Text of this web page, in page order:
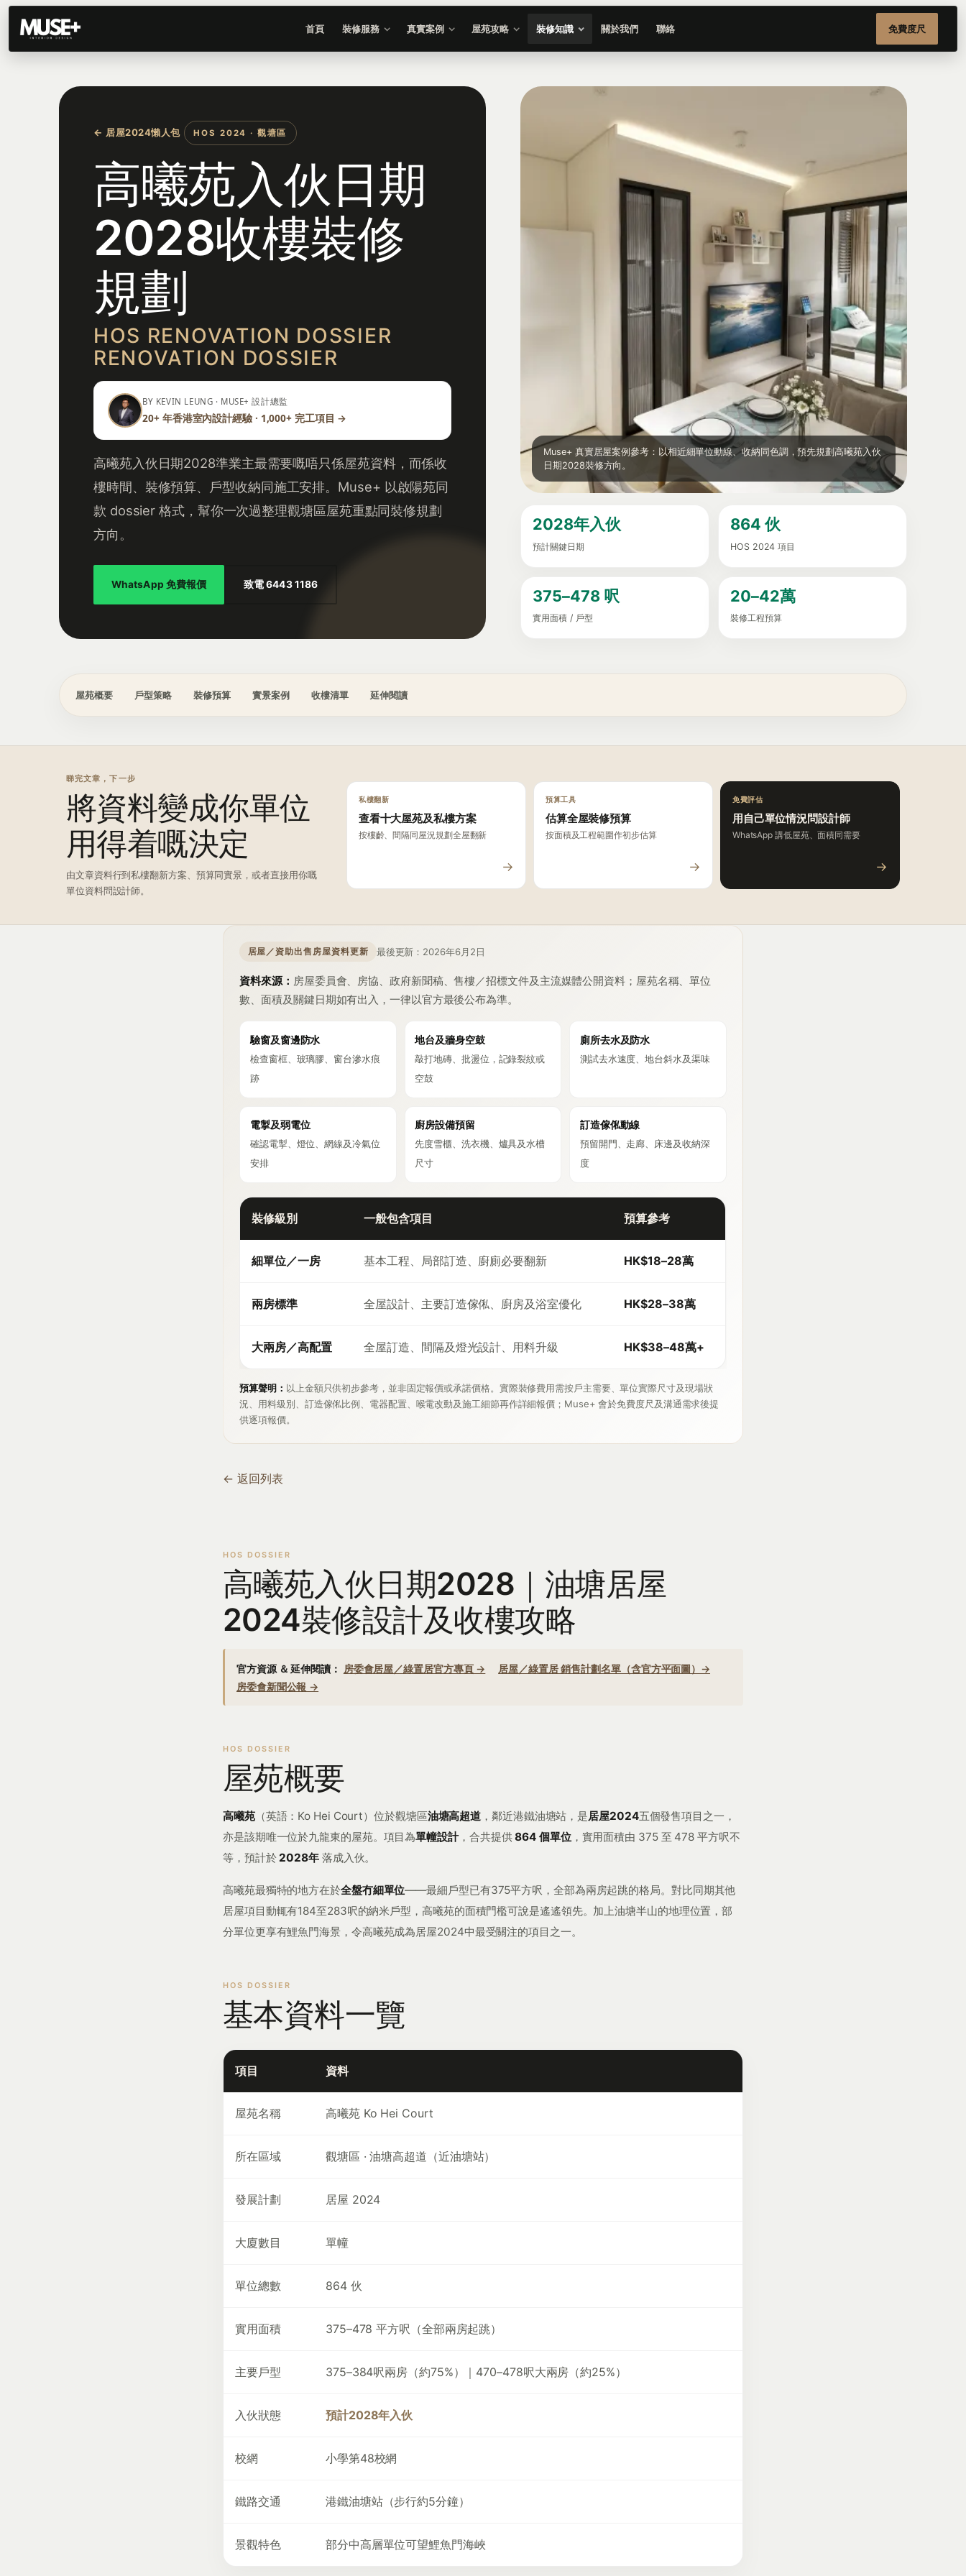
首頁 裝修服務 真實案例 屋苑攻略 裝修知識 關於我們 聯絡 免費度尺
← 居屋2024懶人包 HOS 2024 · 觀塘區
高曦苑入伙日期
2028收樓裝修
規劃
HOS RENOVATION DOSSIER
RENOVATION DOSSIER
BY KEVIN LEUNG · MUSE+ 設計總監
20+ 年香港室內設計經驗 · 1,000+ 完工項目 →
高曦苑入伙日期2028準業主最需要嘅唔只係屋苑資料，而係收
樓時間、裝修預算、戶型收納同施工安排。Muse+ 以啟陽苑同
款 dossier 格式，幫你一次過整理觀塘區屋苑重點同裝修規劃
方向。
WhatsApp 免費報價 致電 6443 1186
Muse+ 真實居屋案例參考：以相近細單位動線、收納同色調，預先規劃高曦苑入伙
日期2028裝修方向。
2028年入伙
預計關鍵日期
864 伙
HOS 2024 項目
375–478 呎
實用面積 / 戶型
20–42萬
裝修工程預算
屋苑概要 戶型策略 裝修預算 實景案例 收樓清單 延伸閱讀
睇完文章，下一步
將資料變成你單位
用得着嘅決定
由文章資料行到私樓翻新方案、預算同實景，或者直接用你嘅
單位資料問設計師。
私樓翻新
查看十大屋苑及私樓方案
按樓齡、間隔同屋況規劃全屋翻新
→
預算工具
估算全屋裝修預算
按面積及工程範圍作初步估算
→
免費評估
用自己單位情況問設計師
WhatsApp 講低屋苑、面積同需要
→
居屋／資助出售房屋資料更新 最後更新：2026年6月2日
資料來源： 房屋委員會、房協、政府新聞稿、售樓／招標文件及主流媒體公開資料；屋苑名稱、單位
數、面積及關鍵日期如有出入，一律以官方最後公布為準。
驗窗及窗邊防水
檢查窗框、玻璃膠、窗台滲水痕
跡
地台及牆身空鼓
敲打地磚、批盪位，記錄裂紋或
空鼓
廁所去水及防水
測試去水速度、地台斜水及渠味
電掣及弱電位
確認電掣、燈位、網線及冷氣位
安排
廚房設備預留
先度雪櫃、洗衣機、爐具及水槽
尺寸
訂造傢俬動線
預留開門、走廊、床邊及收納深
度
裝修級別 一般包含項目 預算參考
細單位／一房 基本工程、局部訂造、廚廁必要翻新 HK$18–28萬
兩房標準 全屋設計、主要訂造傢俬、廚房及浴室優化 HK$28–38萬
大兩房／高配置 全屋訂造、間隔及燈光設計、用料升級 HK$38–48萬+
預算聲明： 以上金額只供初步參考，並非固定報價或承諾價格。實際裝修費用需按戶主需要、單位實際尺寸及現場狀
況、用料級別、訂造傢俬比例、電器配置、喉電改動及施工細節再作詳細報價；Muse+ 會於免費度尺及溝通需求後提
供逐項報價。
← 返回列表
高曦苑入伙日期2028｜油塘居屋
2024裝修設計及收樓攻略
官方資源 ＆ 延伸閱讀： 房委會居屋／綠置居官方專頁 →
居屋／綠置居 銷售計劃名單（含官方平面圖）→
房委會新聞公報 →
屋苑概要
高曦苑（英語：Ko Hei Court）位於觀塘區油塘高超道 ，鄰近港鐵油塘站，是居屋2024五個發售項目之一，
亦是該期唯一位於九龍東的屋苑。項目為單幢設計，合共提供864 個單位，實用面積由 375 至 478 平方呎不
等，預計於2028年落成入伙。
高曦苑最獨特的地方在於全盤冇細單位——最細戶型已有375平方呎，全部為兩房起跳的格局。對比同期其他
居屋項目動輒有184至283呎的納米戶型，高曦苑的面積門檻可說是遙遙領先。加上油塘半山的地理位置，部
分單位更享有鯉魚門海景，令高曦苑成為居屋2024中最受關注的項目之一。
基本資料一覽
項目 資料
屋苑名稱 高曦苑 Ko Hei Court
所在區域 觀塘區 · 油塘高超道（近油塘站）
發展計劃 居屋 2024
大廈數目 單幢
單位總數 864 伙
實用面積 375–478 平方呎（全部兩房起跳）
主要戶型 375–384呎兩房（約75%）｜470–478呎大兩房（約25%）
入伙狀態 預計2028年入伙
校網 小學第48校網
鐵路交通 港鐵油塘站（步行約5分鐘）
景觀特色 部分中高層單位可望鯉魚門海峽